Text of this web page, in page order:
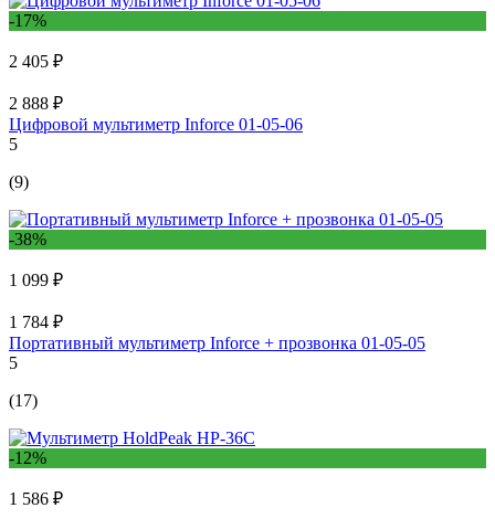
-17%
2 405 ₽
2 888 ₽
Цифровой мультиметр Inforce 01-05-06
5
(9)
-38%
1 099 ₽
1 784 ₽
Портативный мультиметр Inforce + прозвонка 01-05-05
5
(17)
-12%
1 586 ₽